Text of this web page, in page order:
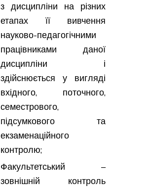
з дисципліни на різних
етапах її вивчення
науково-педагогічними
працівниками даної
дисципліни і
здійснюється у вигляді
вхідного, поточного,
семестрового,
підсумкового та
екзаменаційного
контролю;
Факультетський –
зовнішній контроль